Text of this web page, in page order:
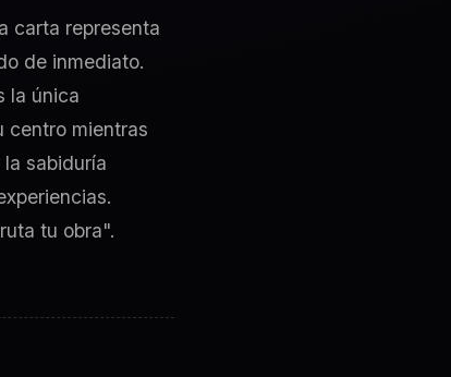
carta representa
de inmediato.
la única
centro mientras
sabiduría
tu obra".